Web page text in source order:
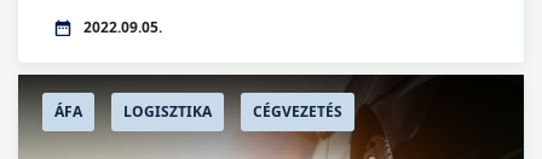
2022.09.05.
ÁFA LOGISZTIKA CÉGVEZETÉS